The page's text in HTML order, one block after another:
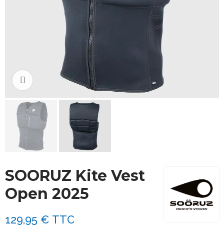
Cliquez pour agrandir
SOORUZ Kite Vest
Open 2025
129,95 € TTC